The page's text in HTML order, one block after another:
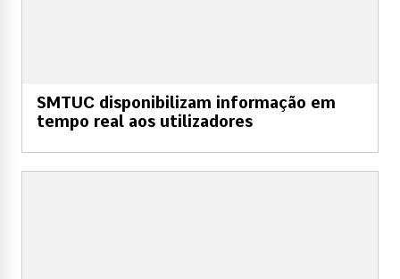
SMTUC disponibilizam informação em
tempo real aos utilizadores